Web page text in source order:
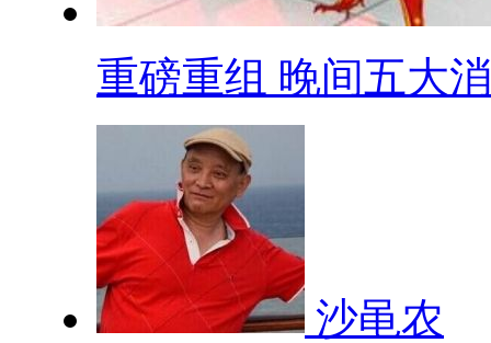
重磅重组 晚间五大
沙黾农